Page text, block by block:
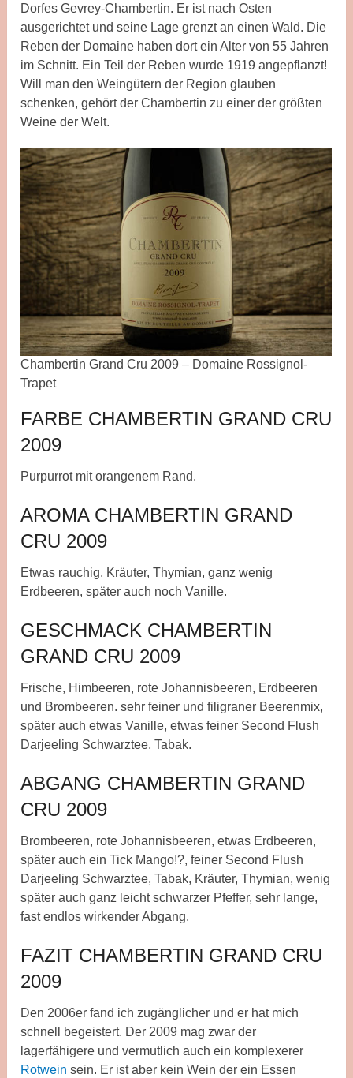
Dorfes Gevrey-Chambertin. Er ist nach Osten
ausgerichtet und seine Lage grenzt an einen Wald. Die
Reben der Domaine haben dort ein Alter von 55 Jahren
im Schnitt. Ein Teil der Reben wurde 1919 angepflanzt!
Will man den Weingütern der Region glauben
schenken, gehört der Chambertin zu einer der größten
Weine der Welt.
Chambertin Grand Cru 2009 – Domaine Rossignol-
Trapet
FARBE CHAMBERTIN GRAND CRU
2009
Purpurrot mit orangenem Rand.
AROMA CHAMBERTIN GRAND
CRU 2009
Etwas rauchig, Kräuter, Thymian, ganz wenig
Erdbeeren, später auch noch Vanille.
GESCHMACK CHAMBERTIN
GRAND CRU 2009
Frische, Himbeeren, rote Johannisbeeren, Erdbeeren
und Brombeeren. sehr feiner und filigraner Beerenmix,
später auch etwas Vanille, etwas feiner Second Flush
Darjeeling Schwarztee, Tabak.
ABGANG CHAMBERTIN GRAND
CRU 2009
Brombeeren, rote Johannisbeeren, etwas Erdbeeren,
später auch ein Tick Mango!?, feiner Second Flush
Darjeeling Schwarztee, Tabak, Kräuter, Thymian, wenig
später auch ganz leicht schwarzer Pfeffer, sehr lange,
fast endlos wirkender Abgang.
FAZIT CHAMBERTIN GRAND CRU
2009
Den 2006er fand ich zugänglicher und er hat mich
schnell begeistert. Der 2009 mag zwar der
lagerfähigere und vermutlich auch ein komplexerer
Rotwein sein. Er ist aber kein Wein der ein Essen